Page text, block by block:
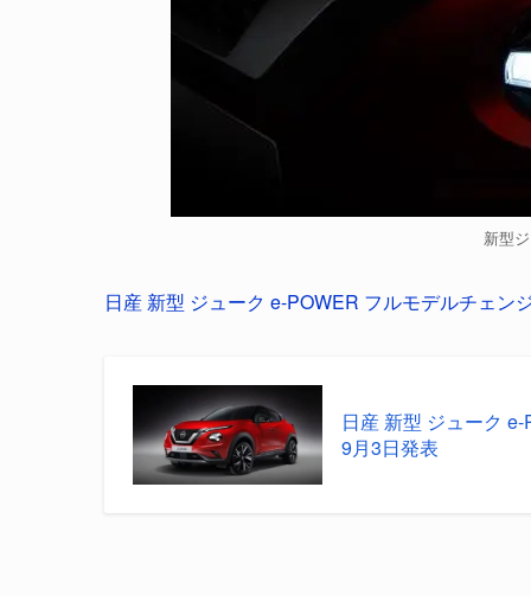
新型
日産 新型 ジューク e-POWER フルモデルチェン
日産 新型 ジューク
9月3日発表